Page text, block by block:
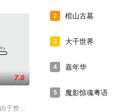
調查一起無頭女屍案件時，遇到前來驗屍
7.0
于整日忙于写作，与妻子萌宝（山口智子）
2 棺山古墓
3 大千世界
4 嘉年华
5 魔影惊魂粤语